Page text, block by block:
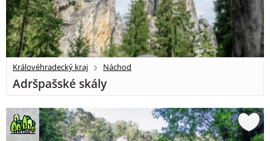
Královéhradecký kraj Náchod
Adršpašské skály